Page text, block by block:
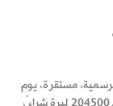
مستقرة، يوم